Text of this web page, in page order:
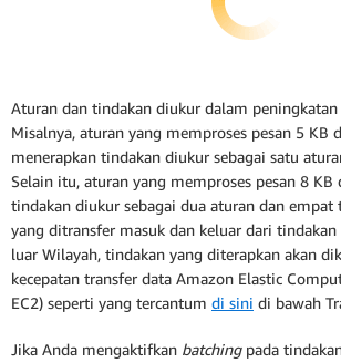
Aturan dan tindakan diukur dalam peningkatan
Misalnya, aturan yang memproses pesan 5 KB
menerapkan tindakan diukur sebagai satu
Selain itu, aturan yang memproses pesan 8 KB
tindakan diukur sebagai dua aturan dan empat
yang ditransfer masuk dan keluar dari
luar Wilayah, tindakan yang diterapkan akan
kecepatan transfer data Amazon Elastic
EC2) seperti yang tercantum di sini di bawah
Jika Anda mengaktifkan batching pada